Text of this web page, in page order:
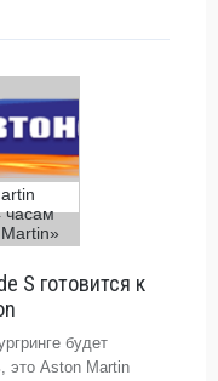
S готовится к
будет
это Aston Martin